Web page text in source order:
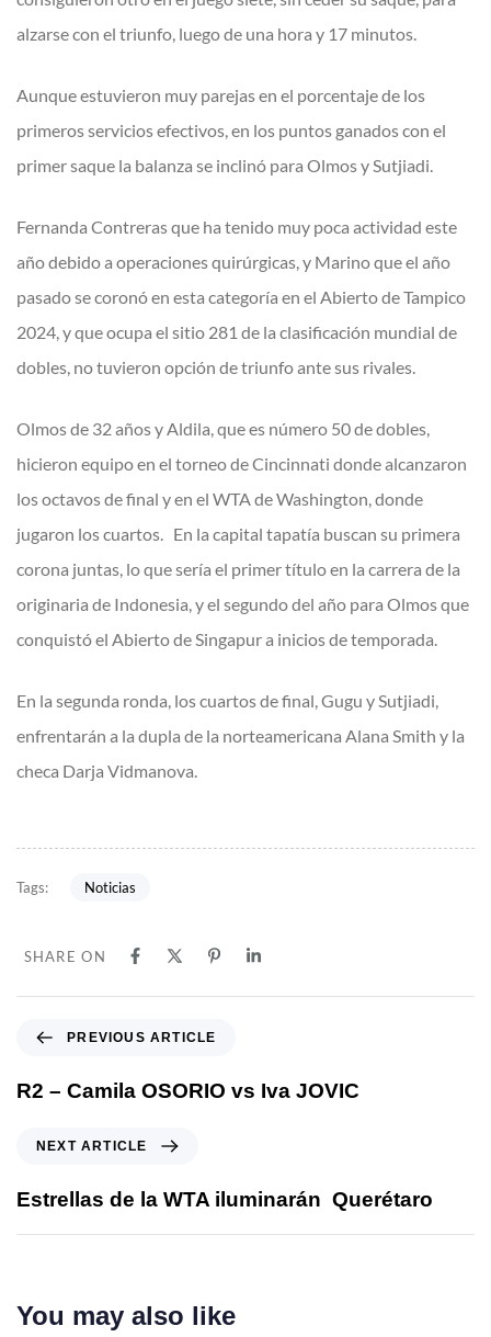
alzarse con el triunfo, luego de una hora y 17 minutos.
Aunque estuvieron muy parejas en el porcentaje de los
primeros servicios efectivos, en los puntos ganados con el
primer saque la balanza se inclinó para Olmos y Sutjiadi.
Fernanda Contreras que ha tenido muy poca actividad este
año debido a operaciones quirúrgicas, y Marino que el año
pasado se coronó en esta categoría en el Abierto de Tampico
2024, y que ocupa el sitio 281 de la clasificación mundial de
dobles, no tuvieron opción de triunfo ante sus rivales.
Olmos de 32 años y Aldila, que es número 50 de dobles,
hicieron equipo en el torneo de Cincinnati donde alcanzaron
los octavos de final y en el WTA de Washington, donde
jugaron los cuartos. En la capital tapatía buscan su primera
corona juntas, lo que sería el primer título en la carrera de la
originaria de Indonesia, y el segundo del año para Olmos que
conquistó el Abierto de Singapur a inicios de temporada.
En la segunda ronda, los cuartos de final, Gugu y Sutjiadi,
enfrentarán a la dupla de la norteamericana Alana Smith y la
checa Darja Vidmanova.
Tags: Noticias
SHARE ON
PREVIOUS ARTICLE
R2 – Camila OSORIO vs Iva JOVIC
NEXT ARTICLE
Estrellas de la WTA iluminarán Querétaro
You may also like